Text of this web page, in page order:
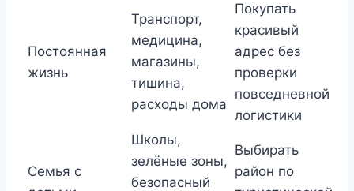
Постоянная
жизнь
Транспорт,
медицина,
магазины,
тишина,
расходы дома
Покупать
красивый
адрес без
проверки
повседневной
логистики
Семья с
Школы,
зелёные зоны,
безопасный
Выбирать
район по